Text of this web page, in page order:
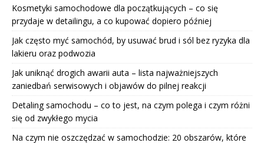
Kosmetyki samochodowe dla początkujących – co się
przydaje w detailingu, a co kupować dopiero później
Jak często myć samochód, by usuwać brud i sól bez ryzyka dla
lakieru oraz podwozia
Jak uniknąć drogich awarii auta – lista najważniejszych
zaniedbań serwisowych i objawów do pilnej reakcji
Detaling samochodu – co to jest, na czym polega i czym różni
się od zwykłego mycia
Na czym nie oszczędzać w samochodzie: 20 obszarów, które